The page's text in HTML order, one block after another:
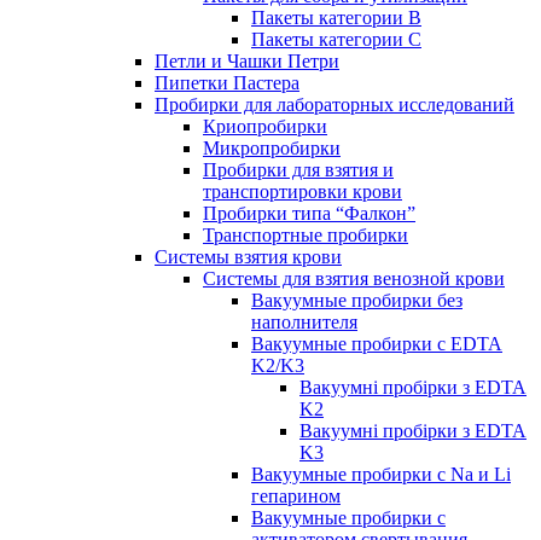
Пакеты категории B
Пакеты категории C
Петли и Чашки Петри
Пипетки Пастера
Пробирки для лабораторных исследований
Криопробирки
Микропробирки
Пробирки для взятия и
транспортировки крови
Пробирки типа “Фалкон”
Транспортные пробирки
Системы взятия крови
Системы для взятия венозной крови
Вакуумные пробирки без
наполнителя
Вакуумные пробирки с EDTA
K2/K3
Вакуумні пробірки з EDTA
K2
Вакуумні пробірки з EDTA
K3
Вакуумные пробирки с Na и Li
гепарином
Вакуумные пробирки с